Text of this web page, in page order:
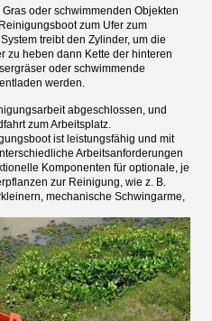
oder schwimmenden Objekten
zum Ufer zum
treibt den Zylinder, um die
zu heben dann Kette der hinteren
oder schwimmende
werden.
abgeschlossen, und
zum Arbeitsplatz.
ist leistungsfähig und mit
Arbeitsanforderungen
Komponenten für optionale, je
zur Reinigung, wie z. B.
mechanische Schwingarme,